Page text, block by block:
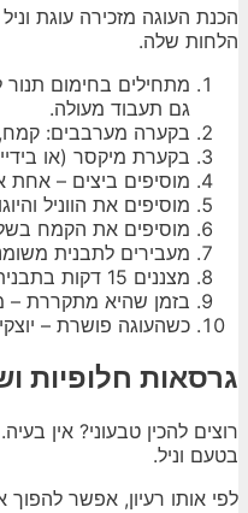
הכנת העוגה מזכירה עוגת
הלחות שלה.
גם תעבוד מעולה.
בקערה מערבבים: קמח,
בקערת מיקסר (או
מוסיפים ביצים – אחת
מוסיפים את הווניל
מוסיפים את הקמח
מעבירים לתבנית משומנת היטב ואופים כ-45 דקות או עד שקיסם יוצא
מצננים 15 דקות בתבנית ואז הופכים על רשת צינון.
בזמן שהיא מתקררת –
כשהעוגה פושרת –
גרסאות חלופיות
רוצים להכין טבעוני? אין
בטעם וניל.
לפי אותו רעיון, אפשר